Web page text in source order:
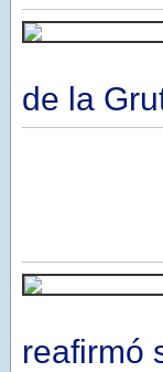
de la
reafirmó